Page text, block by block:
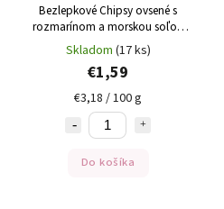
Bezlepkové Chipsy ovsené s
rozmarínom a morskou soľou
FOODYFREE 50g
Skladom (17 ks)
€1,59
€3,18 / 100 g
Do košíka